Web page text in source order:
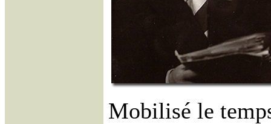
Mobilisé le